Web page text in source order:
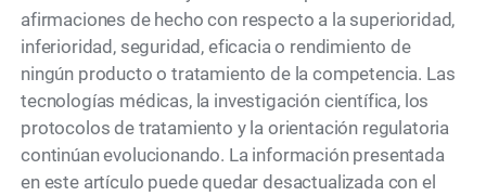
afirmaciones de hecho con respecto a la superioridad,
inferioridad, seguridad, eficacia o rendimiento de
ningún producto o tratamiento de la competencia. Las
tecnologías médicas, la investigación científica, los
protocolos de tratamiento y la orientación regulatoria
continúan evolucionando. La información presentada
en este artículo puede quedar desactualizada con el